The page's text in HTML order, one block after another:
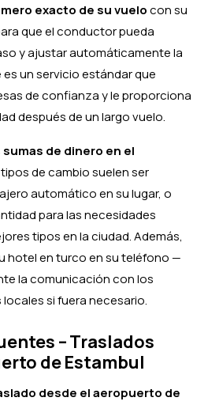
exacto de su vuelocon su
que el conductor pueda
y ajustar automáticamente la
un servicio estándar que
de confianza y le proporciona
después de un largo vuelo.
de dinero en el
de cambio suelen ser
automático en su lugar, o
para las necesidades
tipos en la ciudad. Además,
hotel en turco en su teléfono —
la comunicación con los
si fuera necesario.
– Traslados
de Estambul
desde el aeropuerto de